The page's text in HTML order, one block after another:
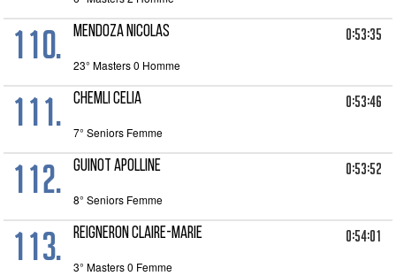
110. MENDOZA NICOLAS 0:53:35
23° Masters 0 Homme
111. CHEMLI CELIA 0:53:46
7° Seniors Femme
112. GUINOT APOLLINE 0:53:52
8° Seniors Femme
113. REIGNERON CLAIRE-MARIE 0:54:01
3° Masters 0 Femme